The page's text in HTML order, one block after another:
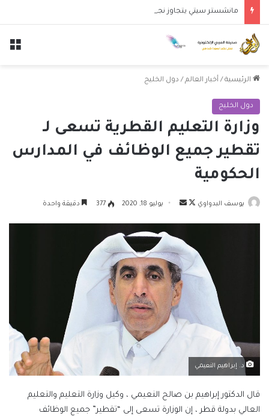
الرئيسية / أخبار العالم / دول الخليج
دول الخليج
وزارة التعليم القطرية تسعى لـ
تقطير جميع الوظائف في المدارس
الحكومية
يوسف البدواوي
تابعأرسل
إلكترونيا
يوليو 18, 2020 377 دقيقة واحدة
د. إبراهيم النعيمي
قال الدكتور إبراهيم بن صالح النعيمي ، وكيل وزارة التعليم والتعليم
العالي بدولة قطر ، إن الوزارة تسعى إلى “تقطير” جميع الوظائف